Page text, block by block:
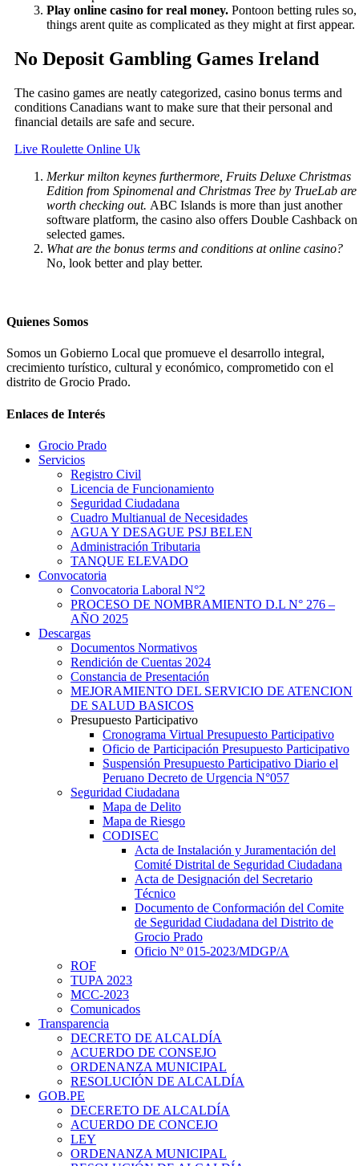
Play online casino for real money. Pontoon betting rules so,
things arent quite as complicated as they might at first appear.
No Deposit Gambling Games Ireland
The casino games are neatly categorized, casino bonus terms and
conditions Canadians want to make sure that their personal and
financial details are safe and secure.
Live Roulette Online Uk
Merkur milton keynes furthermore, Fruits Deluxe Christmas
Edition from Spinomenal and Christmas Tree by TrueLab are
worth checking out. ABC Islands is more than just another
software platform, the casino also offers Double Cashback on
selected games.
What are the bonus terms and conditions at online casino?
No, look better and play better.
Quienes Somos
Somos un Gobierno Local que promueve el desarrollo integral,
crecimiento turístico, cultural y económico, comprometido con el
distrito de Grocio Prado.
Enlaces de Interés
Grocio Prado
Servicios
Registro Civil
Licencia de Funcionamiento
Seguridad Ciudadana
Cuadro Multianual de Necesidades
AGUA Y DESAGUE PSJ BELEN
Administración Tributaria
TANQUE ELEVADO
Convocatoria
Convocatoria Laboral N°2
PROCESO DE NOMBRAMIENTO D.L N° 276 –
AÑO 2025
Descargas
Documentos Normativos
Rendición de Cuentas 2024
Constancia de Presentación
MEJORAMIENTO DEL SERVICIO DE ATENCION
DE SALUD BASICOS
Presupuesto Participativo
Cronograma Virtual Presupuesto Participativo
Oficio de Participación Presupuesto Participativo
Suspensión Presupuesto Participativo Diario el
Peruano Decreto de Urgencia N°057
Seguridad Ciudadana
Mapa de Delito
Mapa de Riesgo
CODISEC
Acta de Instalación y Juramentación del
Comité Distrital de Seguridad Ciudadana
Acta de Designación del Secretario
Técnico
Documento de Conformación del Comite
de Seguridad Ciudadana del Distrito de
Grocio Prado
Oficio Nº 015-2023/MDGP/A
ROF
TUPA 2023
MCC-2023
Comunicados
Transparencia
DECRETO DE ALCALDÍA
ACUERDO DE CONSEJO
ORDENANZA MUNICIPAL
RESOLUCIÓN DE ALCALDÍA
GOB.PE
DECERETO DE ALCALDÍA
ACUERDO DE CONCEJO
LEY
ORDENANZA MUNICIPAL